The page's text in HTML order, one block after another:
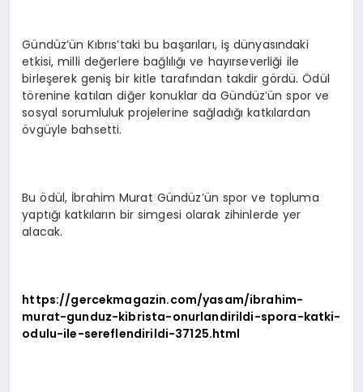
Gündüz’ün Kıbrıs’taki bu başarıları, iş dünyasındaki
etkisi, milli değerlere bağlılığı ve hayırseverliği ile
birleşerek geniş bir kitle tarafından takdir gördü. Ödül
törenine katılan diğer konuklar da Gündüz’ün spor ve
sosyal sorumluluk projelerine sağladığı katkılardan
övgüyle bahsetti.
Bu ödül, İbrahim Murat Gündüz’ün spor ve topluma
yaptığı katkıların bir simgesi olarak zihinlerde yer
alacak.
https://gercekmagazin.com/yasam/ibrahim-
murat-gunduz-kibrista-onurlandirildi-spora-katki-
odulu-ile-sereflendirildi-37125.html